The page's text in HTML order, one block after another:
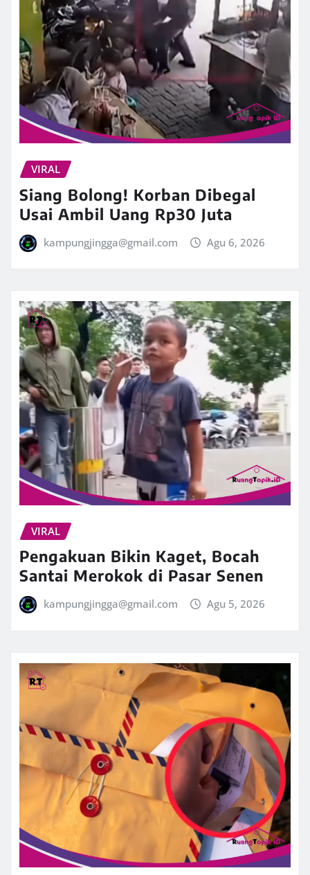
VIRAL
Siang Bolong! Korban Dibegal
Usai Ambil Uang Rp30 Juta
kampungjingga@gmail.com Agu 6, 2026
VIRAL
Pengakuan Bikin Kaget, Bocah
Santai Merokok di Pasar Senen
kampungjingga@gmail.com Agu 5, 2026